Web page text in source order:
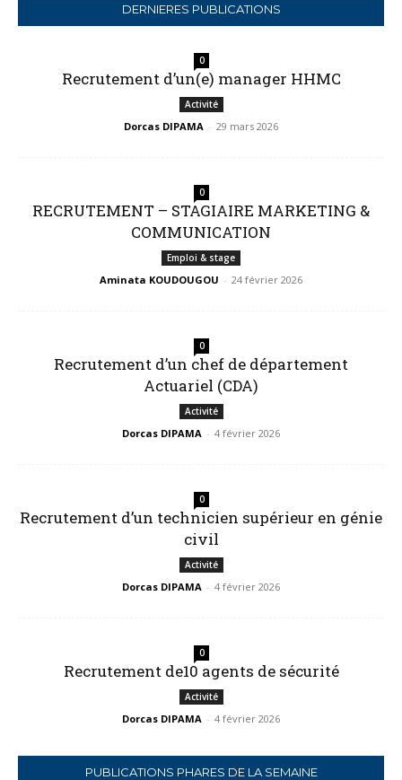
DERNIERES PUBLICATIONS
0
Recrutement d’un(e) manager HHMC
Activité
Dorcas DIPAMA - 29 mars 2026
0
RECRUTEMENT – STAGIAIRE MARKETING &
COMMUNICATION
Emploi & stage
Aminata KOUDOUGOU - 24 février 2026
0
Recrutement d’un chef de département
Actuariel (CDA)
Activité
Dorcas DIPAMA - 4 février 2026
0
Recrutement d’un technicien supérieur en génie
civil
Activité
Dorcas DIPAMA - 4 février 2026
0
Recrutement de10 agents de sécurité
Activité
Dorcas DIPAMA - 4 février 2026
PUBLICATIONS PHARES DE LA SEMAINE